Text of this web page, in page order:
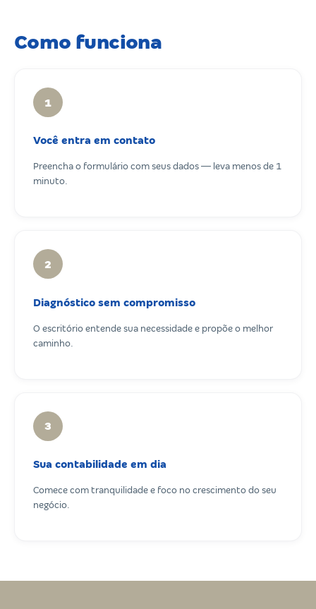
Como funciona
1
Você entra em contato
Preencha o formulário com seus dados — leva menos de 1
minuto.
2
Diagnóstico sem compromisso
O escritório entende sua necessidade e propõe o melhor
caminho.
3
Sua contabilidade em dia
Comece com tranquilidade e foco no crescimento do seu
negócio.